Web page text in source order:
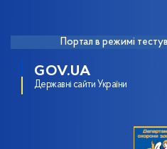
Портал в режимі
GOV.UA
Державні сайти України